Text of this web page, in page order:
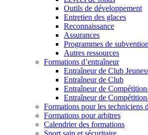
Outils de développement
Entretien des glaces
Reconnaissance
Assurances
Programmes de
Autres ressources
Formations d’entraîneur
Entraîneur de Club
Entraîneur de Club
Entraîneur de
Entraîneur de
Formations pour les techniciens
Formations pour arbitres
Calendrier des formations
Sport sain et sécuritaire